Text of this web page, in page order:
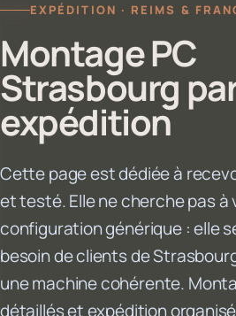
EXPÉDITION · REIMS &
Montage PC
Strasbourg
expédition
Cette page est dédiée à
et testé. Elle ne cherche pas à
configuration générique : elle
besoin de clients de
une machine cohérente.
détaillés et expédition